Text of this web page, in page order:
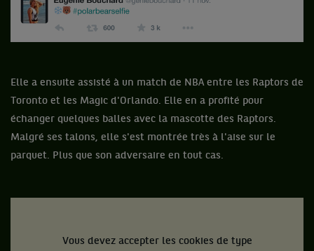
Elle a ensuite assisté à un match de NBA entre les Raptors de
Toronto et les Magic d'Orlando. Elle en a profité pour
échanger quelques balles avec la mascotte des Raptors.
Malgré ses talons, elle s'est montrée très à l'aise sur le
parquet. Plus que son adversaire en tout cas.
Vous devez accepter les cookies de type